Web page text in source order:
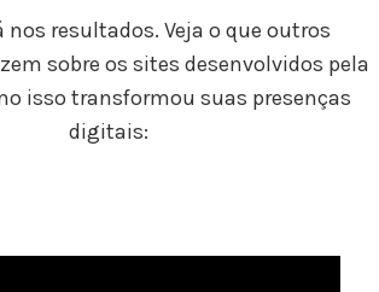
nos resultados. Veja o que outros
sobre os sites desenvolvidos pela
isso transformou suas presenças
digitais: